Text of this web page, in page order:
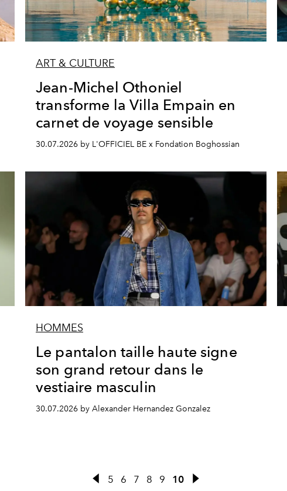
ART & CULTURE
Jean-Michel Othoniel
transforme la Villa Empain en
carnet de voyage sensible
30.07.2026 by L'OFFICIEL BE x Fondation Boghossian
HOMMES
Le pantalon taille haute signe
son grand retour dans le
vestiaire masculin
30.07.2026 by Alexander Hernandez Gonzalez
5 6 7 8 9 10